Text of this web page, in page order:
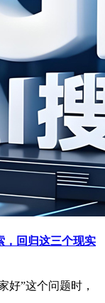
，回归这三个现实
好”这个问题时，